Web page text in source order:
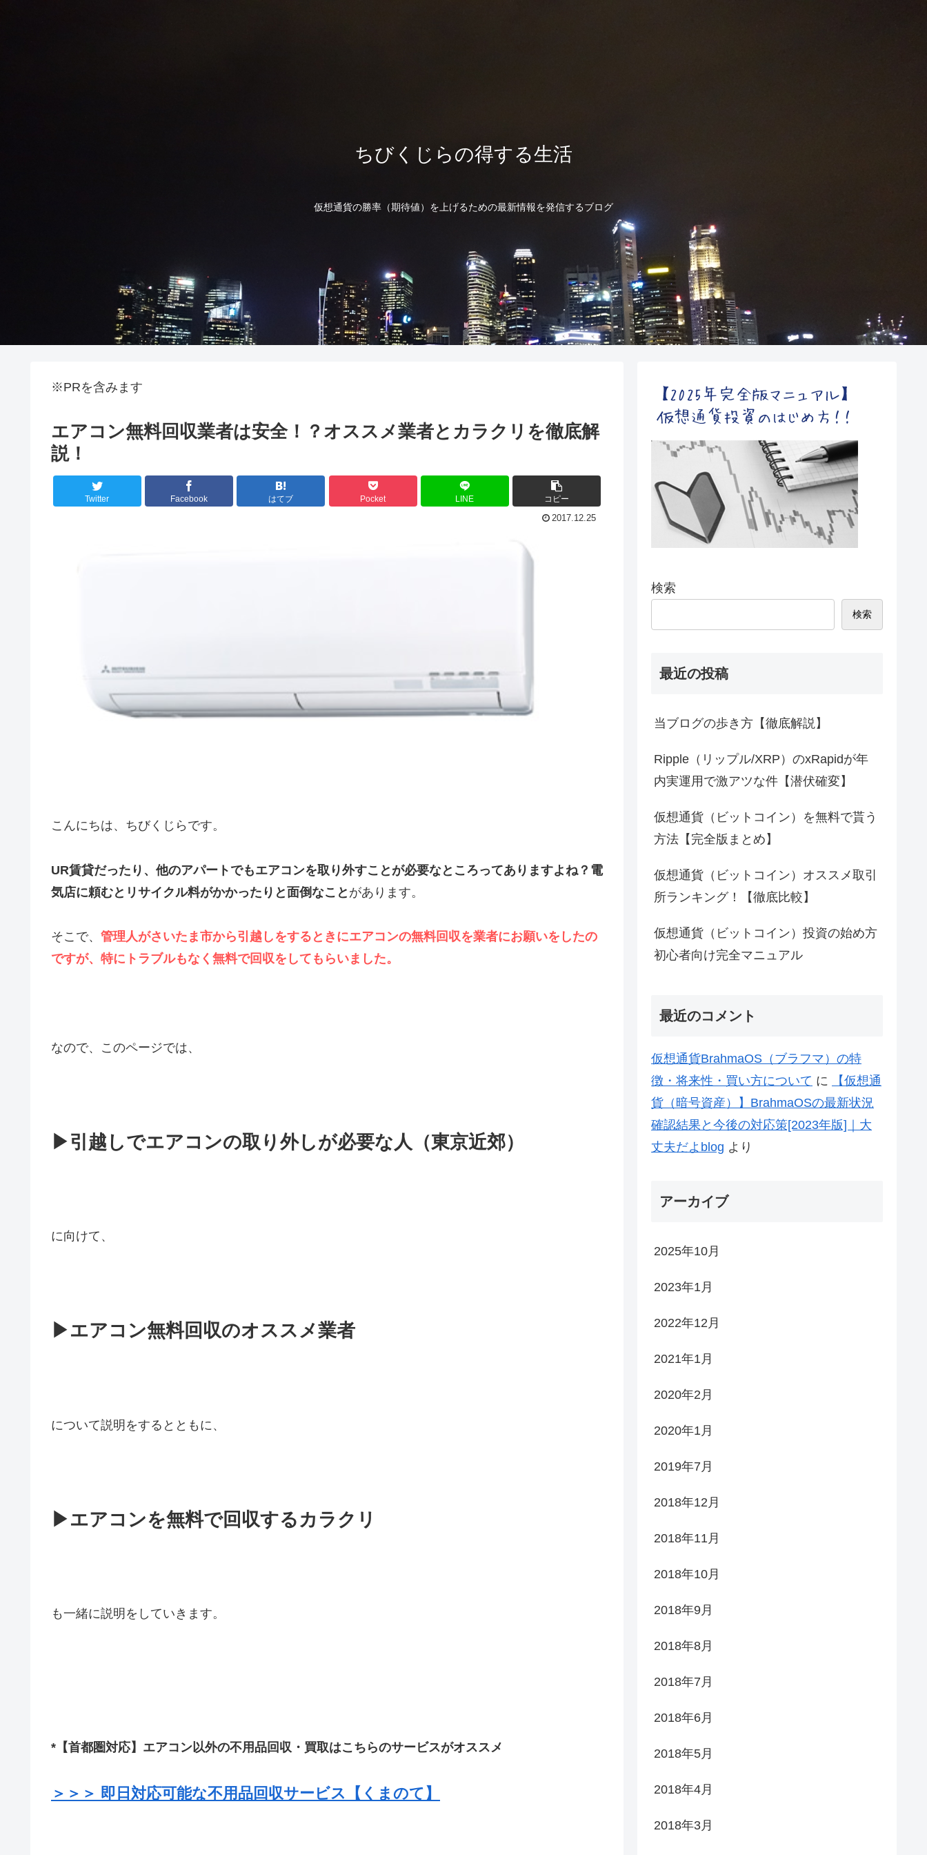
ちびくじらの得する生活
仮想通貨の勝率（期待値）を上げるための最新情報を発信するブログ
※PRを含みます
エアコン無料回収業者は安全！？オススメ業者とカラクリを徹底解
説！
Twitter Facebook はてブ Pocket LINE コピー
2017.12.25
こんにちは、ちびくじらです。
UR賃貸だったり、他のアパートでもエアコンを取り外すことが必要なところってありますよね？電
気店に頼むとリサイクル料がかかったりと面倒なこと があります。
そこで、 管理人がさいたま市から引越しをするときにエアコンの無料回収を業者にお願いをしたの
ですが、特にトラブルもなく無料で回収をしてもらいました。
なので、このページでは、
▶引越しでエアコンの取り外しが必要な人（東京近郊）
に向けて、
▶エアコン無料回収のオススメ業者
について説明をするとともに、
▶エアコンを無料で回収するカラクリ
も一緒に説明をしていきます。
*【首都圏対応】エアコン以外の不用品回収・買取はこちらのサービスがオススメ
＞＞＞ 即日対応可能な不用品回収サービス【くまのて】
検索
検索
最近の投稿
当ブログの歩き方【徹底解説】
Ripple（リップル/XRP）のxRapidが年
内実運用で激アツな件【潜伏確変】
仮想通貨（ビットコイン）を無料で貰う
方法【完全版まとめ】
仮想通貨（ビットコイン）オススメ取引
所ランキング！【徹底比較】
仮想通貨（ビットコイン）投資の始め方
初心者向け完全マニュアル
最近のコメント
仮想通貨BrahmaOS（ブラフマ）の特
徴・将来性・買い方について に
【仮想通
貨（暗号資産）】BrahmaOSの最新状況
確認結果と今後の対応策[2023年版]｜大
丈夫だよblog より
アーカイブ
2025年10月
2023年1月
2022年12月
2021年1月
2020年2月
2020年1月
2019年7月
2018年12月
2018年11月
2018年10月
2018年9月
2018年8月
2018年7月
2018年6月
2018年5月
2018年4月
2018年3月